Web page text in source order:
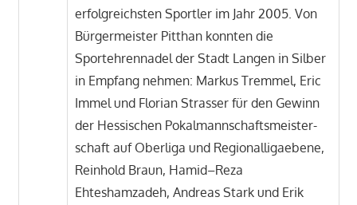
erfolgreichsten Sportler im Jahr 2005. Von
Bürgermeister Pitthan konnten die
Sportehrennadel der Stadt Langen in Silber
in Empfang nehmen: Markus Tremmel, Eric
Immel und Florian Strasser für den Gewinn
der Hessischen Pokalmannschaftsmeister-
schaft auf Oberliga und Regionalligaebene,
Reinhold Braun, Hamid–Reza
Ehteshamzadeh, Andreas Stark und Erik